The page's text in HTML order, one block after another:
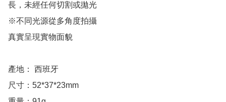
長，未經任何切割或拋光
※不同光源從多角度拍攝
真實呈現實物面貌
產地： 西班牙
尺寸：52*37*23mm